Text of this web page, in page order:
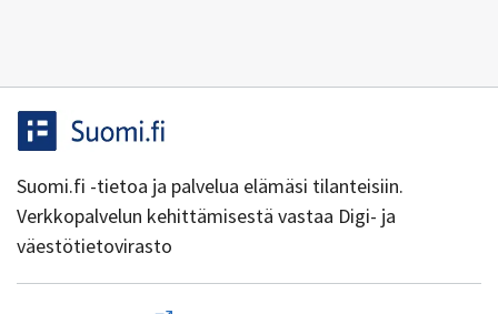
Suomi.fi -tietoa ja palvelua elämäsi tilanteisiin.
Verkkopalvelun kehittämisestä vastaa Digi- ja
väestötietovirasto